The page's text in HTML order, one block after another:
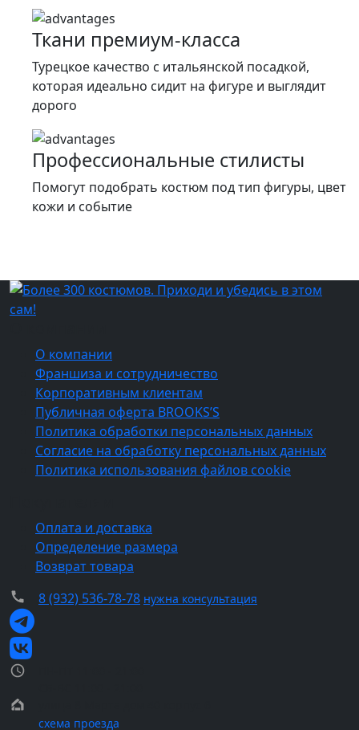
Ткани премиум-класса
Турецкое качество c итальянской посадкой,
которая идеально сидит на фигуре и выглядит
дорого
Профессиональные стилисты
Помогут подобрать костюм под тип фигуры, цвет
кожи и событие
О компании
Франшиза и сотрудничество
Корпоративным клиентам
Публичная оферта BROOKS’S
Политика обработки персональных данных
Согласие на обработку персональных данных
Политика использования файлов cookie
Оплата и доставка
Определение размера
Возврат товара
8 (932) 536-78-78 нужна консультация
схема проезда